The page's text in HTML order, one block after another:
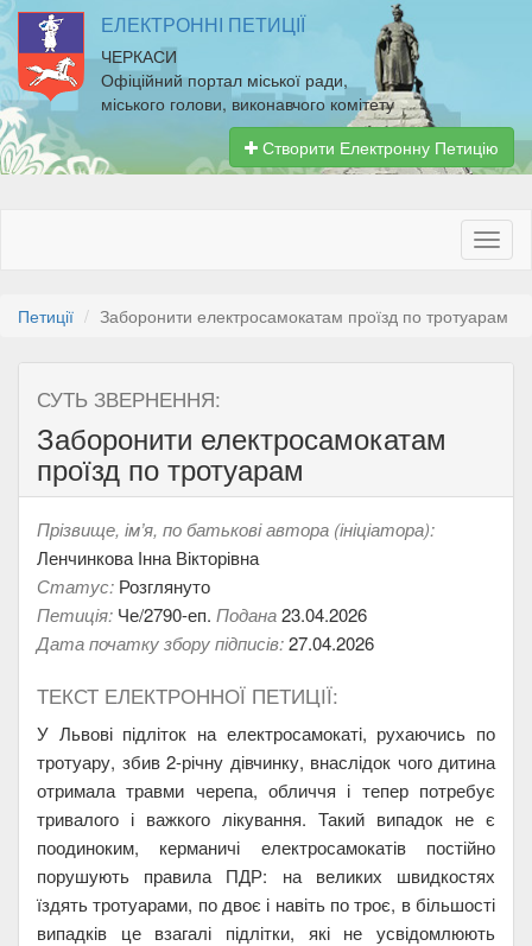
ЕЛЕКТРОННІ ПЕТИЦІЇ
ЧЕРКАСИ
Офіційний портал міської ради,
міського голови, виконавчого комітету
Створити Електронну Петицію
Петиції Заборонити електросамокатам проїзд по тротуарам
СУТЬ ЗВЕРНЕННЯ:
Заборонити електросамокатам
проїзд по тротуарам
Прізвище, ім’я, по батькові автора (ініціатора):
Ленчинкова Інна Вікторівна
Статус: Розглянуто
Петиція: Че/2790-еп. Подана23.04.2026
Дата початку збору підписів:27.04.2026
ТЕКСТ ЕЛЕКТРОННОЇ ПЕТИЦІЇ:
У Львові підліток на електросамокаті, рухаючись по
тротуару, збив 2-річну дівчинку, внаслідок чого дитина
отримала травми черепа, обличчя і тепер потребує
тривалого і важкого лікування. Такий випадок не є
поодиноким, керманичі електросамокатів постійно
порушують правила ПДР: на великих швидкостях
їздять тротуарами, по двоє і навіть по троє, в більшості
випадків це взагалі підлітки, які не усвідомлюють